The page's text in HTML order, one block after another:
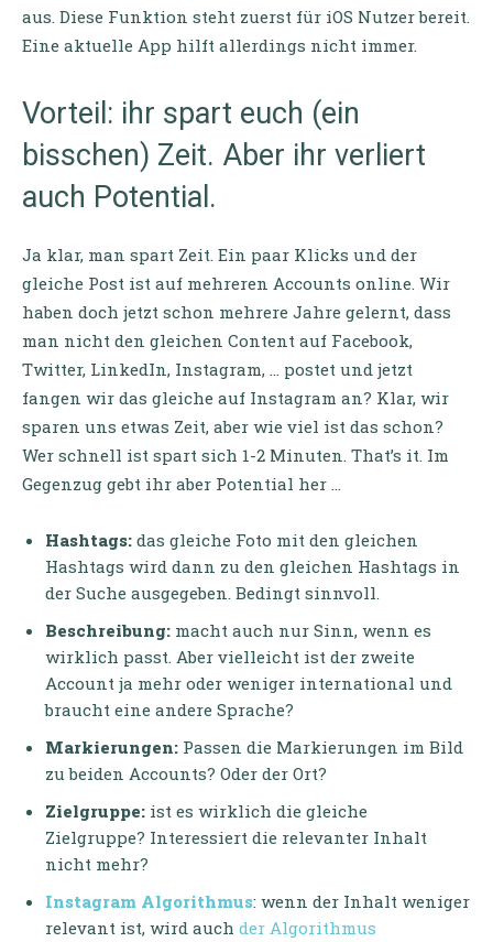
aus. Diese Funktion steht zuerst für iOS Nutzer bereit.
Eine aktuelle App hilft allerdings nicht immer.
Vorteil: ihr spart euch (ein
bisschen) Zeit. Aber ihr verliert
auch Potential.
Ja klar, man spart Zeit. Ein paar Klicks und der
gleiche Post ist auf mehreren Accounts online. Wir
haben doch jetzt schon mehrere Jahre gelernt, dass
man nicht den gleichen Content auf Facebook,
Twitter, LinkedIn, Instagram, … postet und jetzt
fangen wir das gleiche auf Instagram an? Klar, wir
sparen uns etwas Zeit, aber wie viel ist das schon?
Wer schnell ist spart sich 1-2 Minuten. That’s it. Im
Gegenzug gebt ihr aber Potential her …
Hashtags: das gleiche Foto mit den gleichen
Hashtags wird dann zu den gleichen Hashtags in
der Suche ausgegeben. Bedingt sinnvoll.
Beschreibung: macht auch nur Sinn, wenn es
wirklich passt. Aber vielleicht ist der zweite
Account ja mehr oder weniger international und
braucht eine andere Sprache?
Markierungen: Passen die Markierungen im Bild
zu beiden Accounts? Oder der Ort?
Zielgruppe: ist es wirklich die gleiche
Zielgruppe? Interessiert die relevanter Inhalt
nicht mehr?
Instagram Algorithmus: wenn der Inhalt weniger
relevant ist, wird auch der Algorithmus